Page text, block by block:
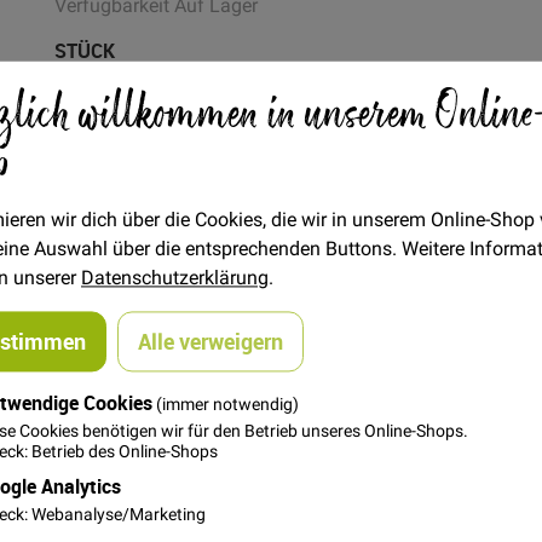
willkommen in unserem
wir dich über die Cookies, die wir in unserem Online-Shop
Auswahl über die entsprechenden Buttons. Weitere
unsererDatenschutzerklärung.
Alle verweigern
Cookies (immer notwendig)
Cookies benötigen wir für den Betrieb unseres Online-Shops.
Betrieb des Online-Shops
Analytics
Webanalyse/Marketing
1,80 €
STÜCK
Menge
ein 6-fädiges Baumwoll-Stickgarn. Jeder der 6 Einzelfäden ist
und vielem mehr, wie z.B zur Herstellung von